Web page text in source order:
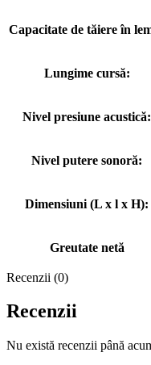
Capacitate de tăiere în
Lungime cursă:
Nivel presiune acustică:
Nivel putere sonoră:
Dimensiuni (L x l x H):
Greutate netă
Recenzii (0)
Recenzii
Nu există recenzii până